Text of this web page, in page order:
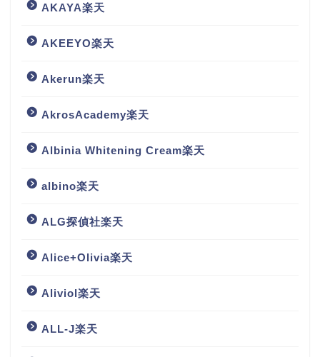
AKAYA楽天
AKEEYO楽天
Akerun楽天
AkrosAcademy楽天
Albinia Whitening Cream楽天
albino楽天
ALG探偵社楽天
Alice+Olivia楽天
Aliviol楽天
ALL-J楽天